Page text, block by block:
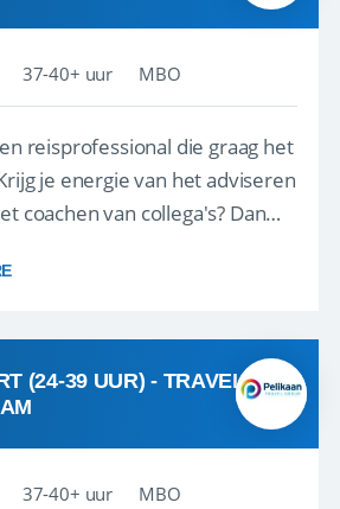
37-40+ uur MBO
reisprofessional die graag het
je energie van het adviseren
coachen van collega's? Dan
Travel Group) zoeken
verder...
(24-39 UUR) - TRAVEL
37-40+ uur MBO